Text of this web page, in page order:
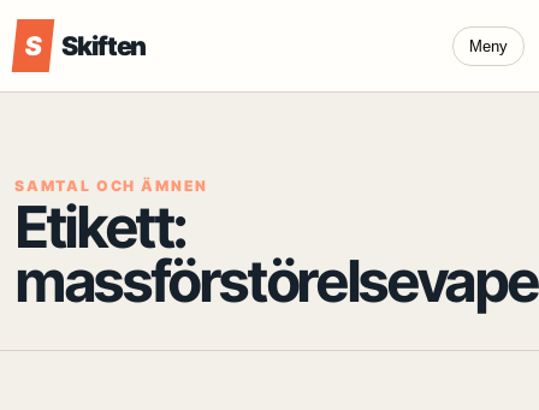
S Skiften Meny
SAMTAL OCH ÄMNEN
Etikett: